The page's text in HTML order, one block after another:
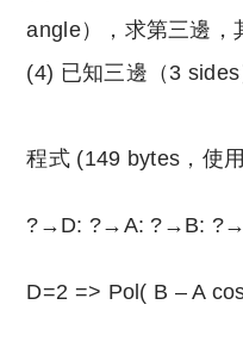
angle），求第三邊，
(4) 已知三邊（3
程式 (149 bytes，使
?→D: ?→A: ?→B:
D=2 => Pol( B – A